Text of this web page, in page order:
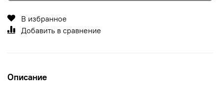
В избранное
Добавить в сравнение
Описание